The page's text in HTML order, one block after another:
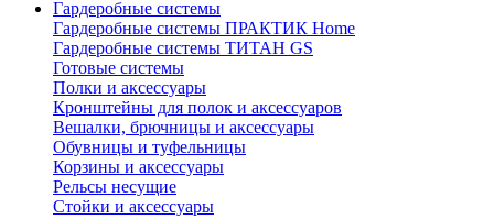
Гардеробные системы
Гардеробные системы ПРАКТИК Home
Гардеробные системы ТИТАН GS
Готовые системы
Полки и аксессуары
Кронштейны для полок и аксессуаров
Вешалки, брючницы и аксессуары
Обувницы и туфельницы
Корзины и аксессуары
Рельсы несущие
Стойки и аксессуары